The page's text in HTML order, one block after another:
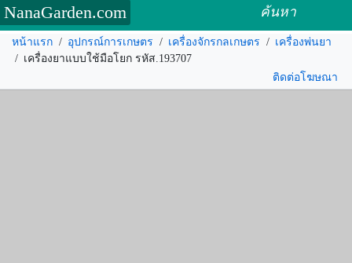
NanaGarden.com ค้นหา
หน้าแรก / อุปกรณ์การเกษตร / เครื่องจักรกลเกษตร / เครื่องพ่นยา
/ เครื่องยาแบบใช้มือโยก รหัส.193707
ติดต่อโฆษณา